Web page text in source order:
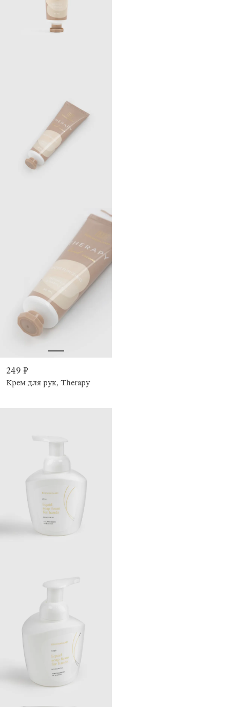
249 ₽
Крем для рук, Therapy